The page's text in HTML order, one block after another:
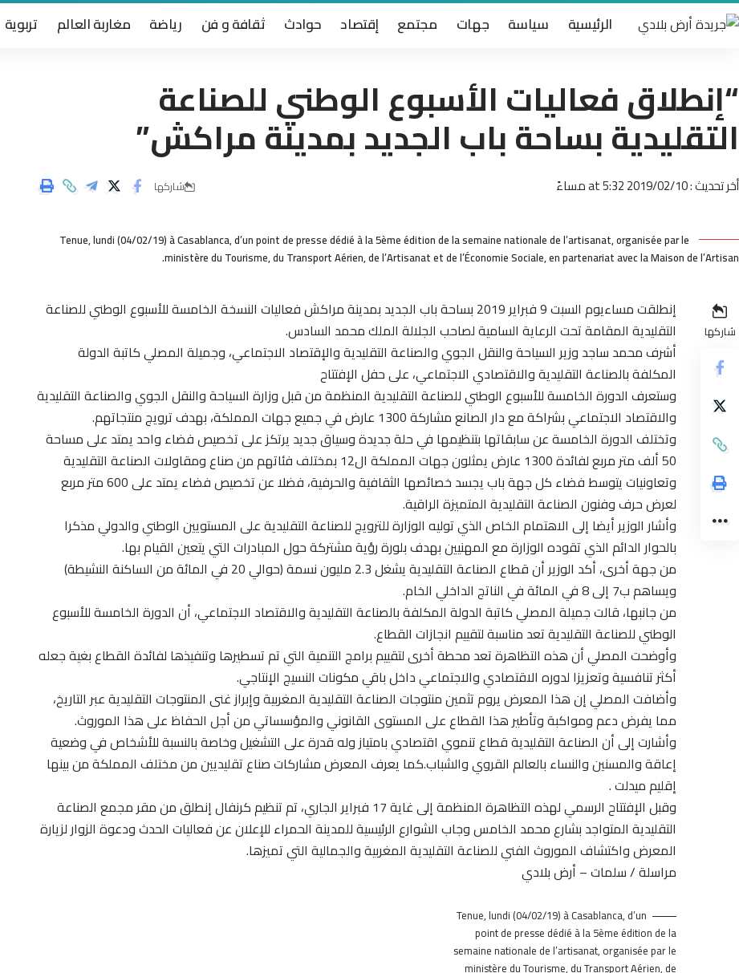
الرئيسية سياسة جهات مجتمع إقتصاد حوادث ثقافة و فن رياضة مغاربة العالم تربوية
“إنطلاق فعاليات الأسبوع الوطني للصناعة
التقليدية بساحة باب الجديد بمدينة مراكش”
أخر تحديث : 2019/02/10 at 5:32 مساءً شاركها
Tenue, lundi (04/02/19) à Casablanca, d’un point de presse dédié à la 5ème édition de la semaine nationale de l’artisanat, organisée par le
ministère du Tourisme, du Transport Aérien, de l’Artisanat et de l’Économie Sociale, en partenariat avec la Maison de l’Artisan.
شاركها
إنطلقت مساءيوم السبت 9 فبراير 2019 بساحة باب الجديد بمدينة مراكش فعاليات النسخة الخامسة للأسبوع الوطني للصناعة
التقليدية المقامة تحت الرعاية السامية لصاحب الجلالة الملك محمد السادس.
أشرف محمد ساجد وزير السياحة والنقل الجوي والصناعة التقليدية والإقتصاد الاجتماعي، وجميلة المصلي كاتبة الدولة
المكلفة بالصناعة التقليدية والاقتصادي الاجتماعي، على حفل الإفتتاح
وستعرف الدورة الخامسة للأسبوع الوطني للصناعة التقليدية المنظمة من قبل وزارة السياحة والنقل الجوي والصناعة التقليدية
والاقتصاد الاجتماعي بشراكة مع دار الصانع مشاركة 1300 عارض في جميع جهات المملكة، بهدف ترويج منتجاتهم.
وتختلف الدورة الخامسة عن سابقاتها بتنظيمها في حلة جديدة وسياق جديد يرتكز على تخصيص فضاء واحد يمتد على مساحة
50 ألف متر مربع لفائدة 1300 عارض يمثلون جهات المملكة ال12 بمختلف فئاتهم من صناع ومقاولات الصناعة التقليدية
وتعاونيات يتوسط فضاء كل جهة باب يجسد خصائصها الثقافية والحرفية، فضلا عن تخصيص فضاء يمتد على 600 متر مربع
لعرض حرف وفنون الصناعة التقليدية المتميزة الراقية.
وأشار الوزير أيضا إلى الاهتمام الخاص الذي توليه الوزارة للترويج للصناعة التقليدية على المستويين الوطني والدولي مذكرا
بالحوار الدائم الذي تقوده الوزارة مع المهنيين بهدف بلورة رؤية مشتركة حول المبادرات التي يتعين القيام بها.
من جهة أخرى، أكد الوزير أن قطاع الصناعة التقليدية يشغل 2.3 مليون نسمة (حوالي 20 في المائة من الساكنة النشيطة)
ويساهم ب7 إلى 8 في المائة في الناتج الداخلي الخام.
من جانبها، قالت جميلة المصلي كاتبة الدولة المكلفة بالصناعة التقليدية والاقتصاد الاجتماعي، أن الدورة الخامسة للأسبوع
الوطني للصناعة التقليدية تعد مناسبة لتقييم انجازات القطاع.
وأوضحت المصلي أن هذه التظاهرة تعد محطة أخرى لتقييم برامج التنمية التي تم تسطيرها وتنفيذها لفائدة القطاع بغية جعله
أكثر تنافسية وتعزيزا لدوره الاقتصادي والاجتماعي داخل باقي مكونات النسيج الإنتاجي.
وأضافت المصلي إن هذا المعرض يروم تثمين منتوجات الصناعة التقليدية المغربية وإبراز غنى المنتوجات التقليدية عبر التاريخ،
مما يفرض دعم ومواكبة وتأطير هذا القطاع على المستوى القانوني والمؤسساتي من أجل الحفاظ على هذا الموروث.
وأشارت إلى أن الصناعة التقليدية قطاع تنموي اقتصادي بامتياز وله قدرة على التشغيل وخاصة بالنسبة للأشخاص في وضعية
إعاقة والمسنين والنساء بالعالم القروي والشباب.كما يعرف المعرض مشاركات صناع تقليديين من مختلف المملكة من بينها
إقليم ميدلت .
وقبل الإفتتاح الرسمي لهذه التظاهرة المنظمة إلى غاية 17 فبراير الجاري، تم تنظيم كرنفال إنطلق من مقر مجمع الصناعة
التقليدية المتواجد بشارع محمد الخامس وجاب الشوارع الرئيسية للمدينة الحمراء للإعلان عن فعاليات الحدث ودعوة الزوار لزيارة
المعرض واكتشاف الموروث الفني للصناعة التقليدية المغربية والجمالية التي تميزها.
مراسلة / سلمات – أرض بلادي
Tenue, lundi (04/02/19) à Casablanca, d’un
point de presse dédié à la 5ème édition de la
semaine nationale de l’artisanat, organisée par le
ministère du Tourisme, du Transport Aérien, de